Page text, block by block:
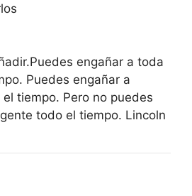
engañar a toda
Puedes engañar a
tiempo. Pero no puedes
todo el tiempo. Lincoln